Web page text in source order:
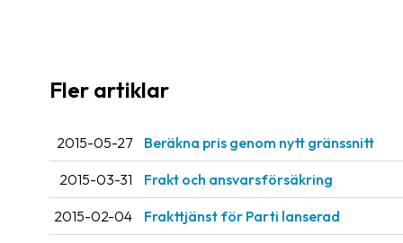
Fler artiklar
2015-05-27 Beräkna pris genom nytt gränssnitt
2015-03-31 Frakt och ansvarsförsäkring
2015-02-04 Frakttjänst för Parti lanserad